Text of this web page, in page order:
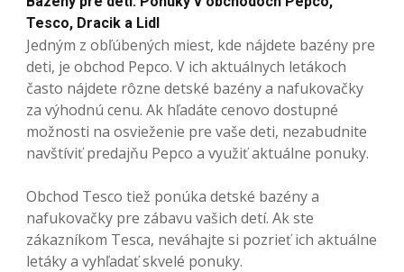
Tesco, Dracik a Lidl
Jedným z obľúbených miest, kde nájdete bazény pre
deti, je obchod Pepco. V ich aktuálnych letákoch
často nájdete rôzne detské bazény a nafukovačky
za výhodnú cenu. Ak hľadáte cenovo dostupné
možnosti na osvieženie pre vaše deti, nezabudnite
navštíviť predajňu Pepco a využiť aktuálne ponuky.
Obchod Tesco tiež ponúka detské bazény a
nafukovačky pre zábavu vašich detí. Ak ste
zákazníkom Tesca, neváhajte si pozrieť ich aktuálne
letáky a vyhľadať skvelé ponuky.